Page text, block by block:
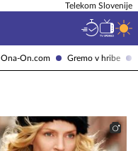
Ona-On.com Gremo v hribe
Telekom Slovenije